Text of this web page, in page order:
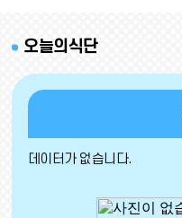
오늘의식단
데이터가 없습니다.